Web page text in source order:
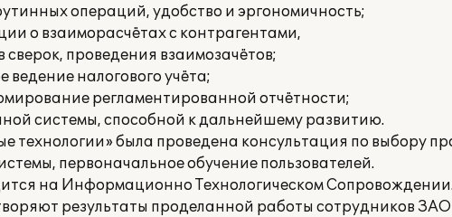
операций, удобство и эргономичность;
о взаиморасчётах с контрагентами,
проведения взаимозачётов;
налогового учёта;
регламентированной отчётности;
системы, способной к дальнейшему развитию.
технологии» была проведена консультация по выбору
первоначальное обучение пользователей.
на Информационно Технологическом
результаты проделанной работы сотрудников